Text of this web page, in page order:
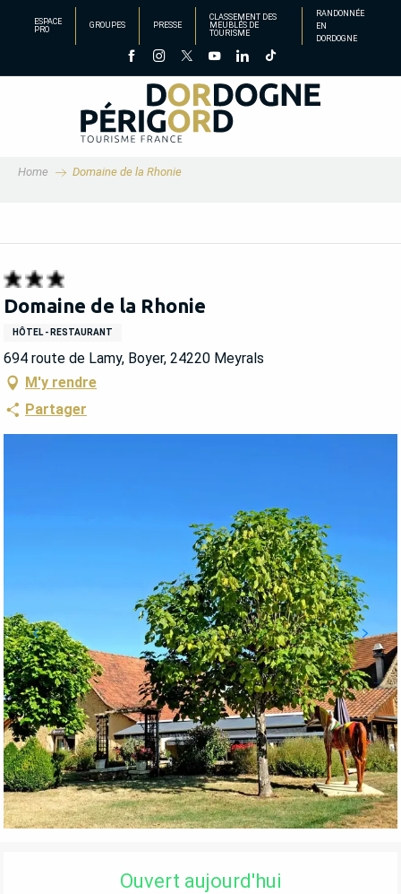
principal
ESPACE
PRO
GROUPES PRESSE
CLASSEMENT DES
MEUBLÉS DE
TOURISME
RANDONNÉE
EN
DORDOGNE
Home Domaine de la Rhonie
Domaine de la Rhonie
HÔTEL - RESTAURANT
694 route de Lamy, Boyer, 24220 Meyrals
M'y rendre
Partager
OUVERTURE ET COORDONNÉES
Ouvert aujourd'hui